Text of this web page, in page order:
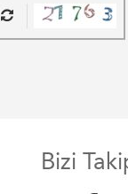
Bizi